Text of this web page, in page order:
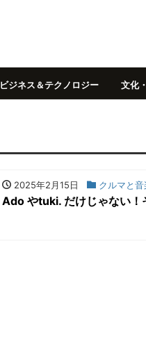
ビジネス＆テクノロジー 文化
2025年2月15日 クルマと音
Ado やtuki. だけじゃない！